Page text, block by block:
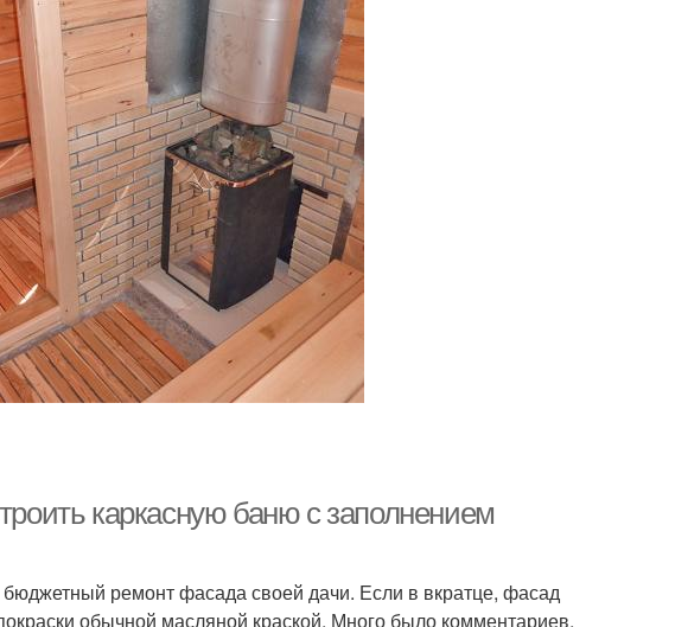
каркасную баню с заполнением
ремонт фасада своей дачи. Если в вкратце, фасад
обычной масляной краской. Много было комментариев,